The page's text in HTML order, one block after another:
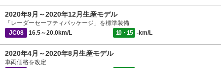
2020年9月～2020年12月生産モデル
「レーダーセーフティパッケージ」を標準装備
JC08
16.5～20.0km/L 10・15 -km/L
2020年4月～2020年8月生産モデル
車両価格を改定